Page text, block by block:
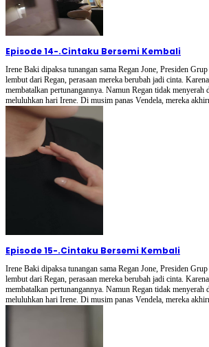
Episode 14-.Cintaku Bersemi Kembali
Irene Baki dipaksa tunangan sama Regan Jone, Presiden
lembut dari Regan, perasaan mereka berubah jadi cinta.
membatalkan pertunangannya. Namun Regan tidak menyerah
meluluhkan hari Irene. Di musim panas Vendela, mereka
Episode 15-.Cintaku Bersemi Kembali
Irene Baki dipaksa tunangan sama Regan Jone, Presiden
lembut dari Regan, perasaan mereka berubah jadi cinta.
membatalkan pertunangannya. Namun Regan tidak menyerah
meluluhkan hari Irene. Di musim panas Vendela, mereka